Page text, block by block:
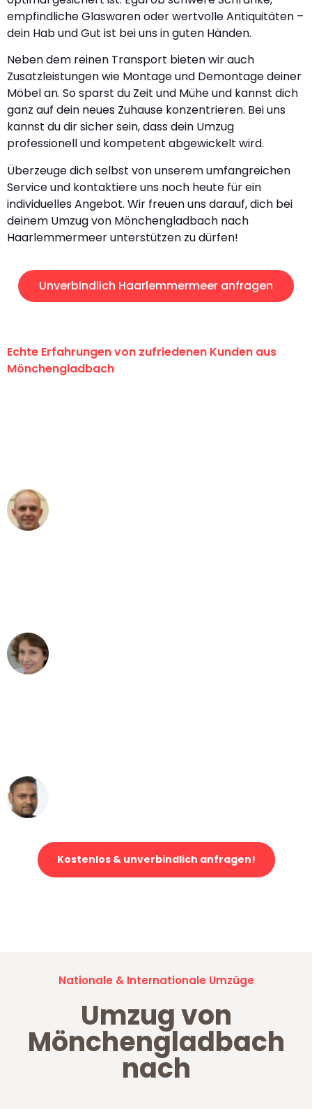
empfindliche Glaswaren oder wertvolle Antiquitäten –
dein Hab und Gut ist bei uns in guten Händen.
Neben dem reinen Transport bieten wir auch
Zusatzleistungen wie Montage und Demontage deiner
Möbel an. So sparst du Zeit und Mühe und kannst dich
ganz auf dein neues Zuhause konzentrieren. Bei uns
kannst du dir sicher sein, dass dein Umzug
professionell und kompetent abgewickelt wird.
Überzeuge dich selbst von unserem umfangreichen
Service und kontaktiere uns noch heute für ein
individuelles Angebot. Wir freuen uns darauf, dich bei
deinem Umzug von Mönchengladbach nach
Haarlemmermeer unterstützen zu dürfen!
Unverbindlich Haarlemmermeer anfragen
Echte Erfahrungen von zufriedenen Kunden aus
Mönchengladbach
Kostenlos & unverbindlich anfragen!
Nationale & Internationale Umzüge
Umzug von
Mönchengladbach
nach